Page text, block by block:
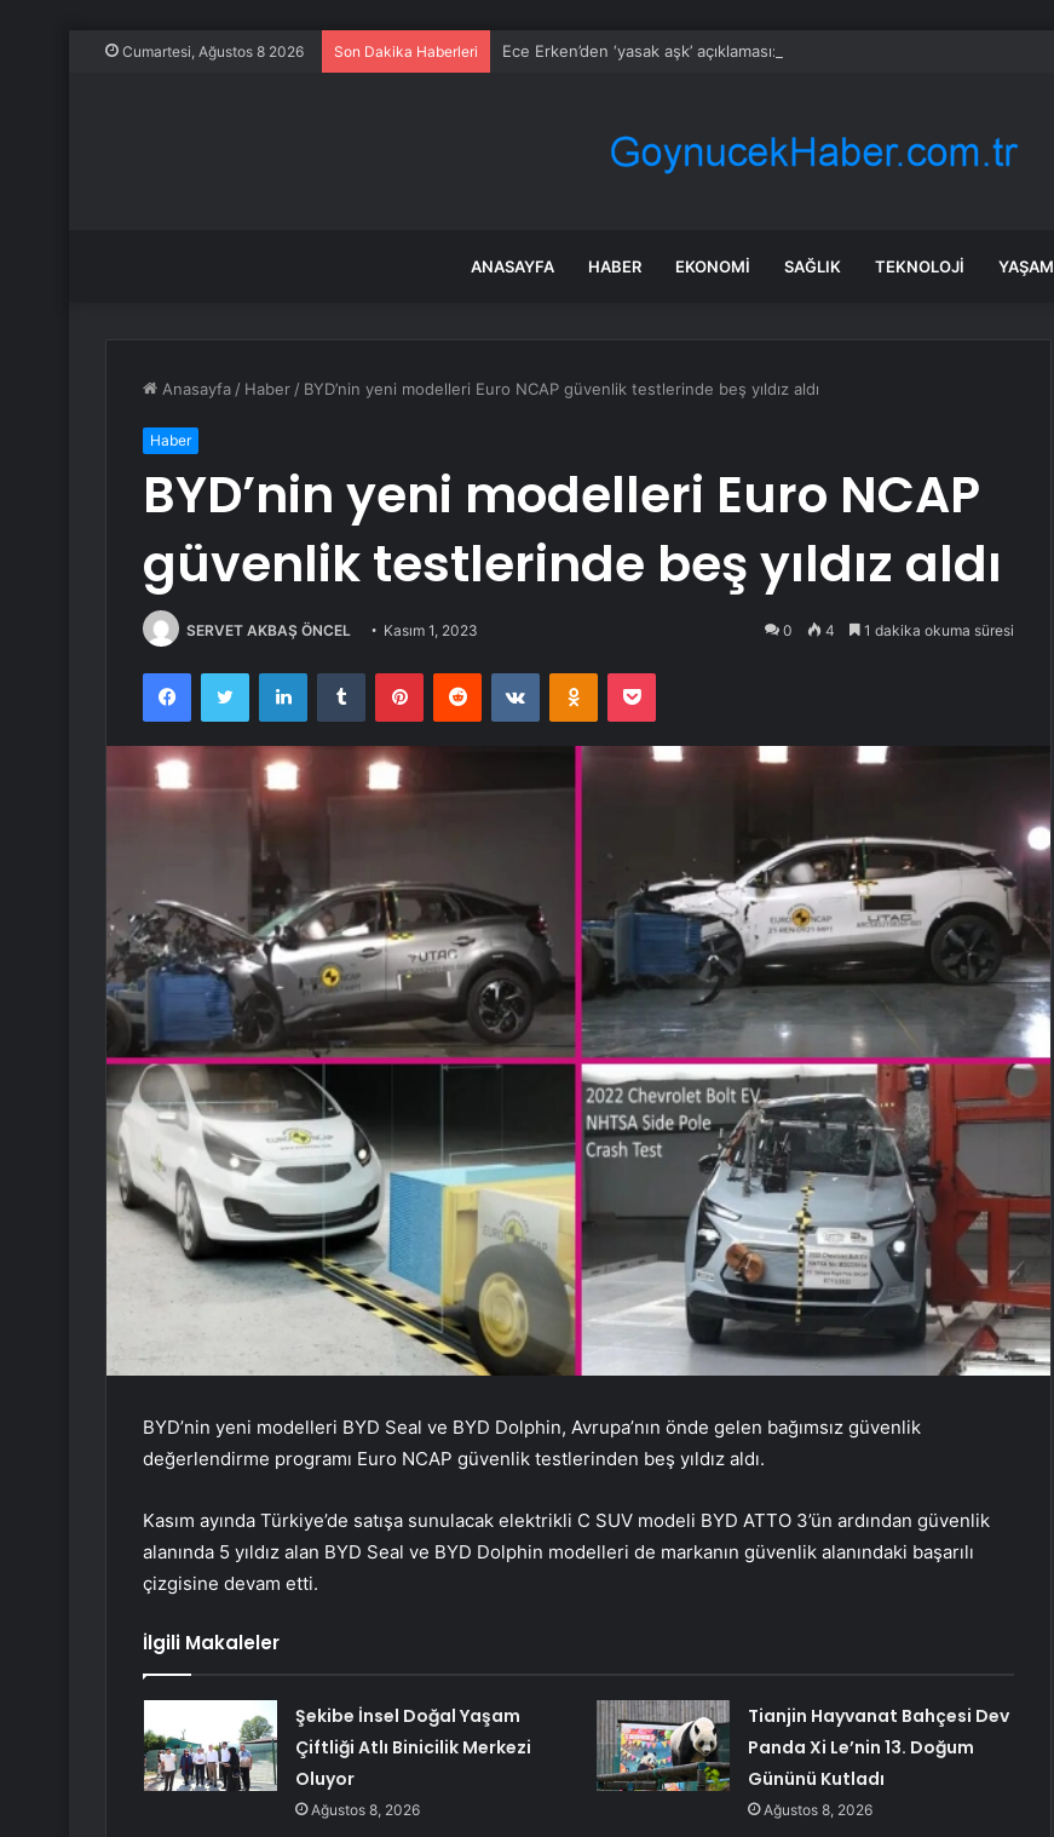
Cumartesi, Ağustos 8 2026 Son Dakika Haberleri Ece Erken’den ‘yasak aşk’ açıklaması: Hukuki yollara başvuruyor
ANASAYFA HABER EKONOMI SAĞLIK TEKNOLOJI YAŞAM
Anasayfa / Haber / BYD’nin yeni modelleri Euro NCAP güvenlik testlerinde beş yıldız aldı
Haber
BYD’nin yeni modelleri Euro NCAP
güvenlik testlerinde beş yıldız aldı
SERVET AKBAŞ ÖNCEL Kasım 1, 2023 0 4 1 dakika okuma süresi
FacebookTwitter LinkedInTumblr PinterestReddit VKontakteOdnoklassniki
Pocket
BYD’nin yeni modelleri BYD Seal ve BYD Dolphin, Avrupa’nın önde gelen bağımsız güvenlik
değerlendirme programı Euro NCAP güvenlik testlerinden beş yıldız aldı.
Kasım ayında Türkiye’de satışa sunulacak elektrikli C SUV modeli BYD ATTO 3’ün ardından güvenlik
alanında 5 yıldız alan BYD Seal ve BYD Dolphin modelleri de markanın güvenlik alanındaki başarılı
çizgisine devam etti.
İlgili Makaleler
Şekibe İnsel Doğal Yaşam
Çiftliği Atlı Binicilik Merkezi
Oluyor
Ağustos 8, 2026
Tianjin Hayvanat Bahçesi Dev
Panda Xi Le’nin 13. Doğum
Gününü Kutladı
Ağustos 8, 2026